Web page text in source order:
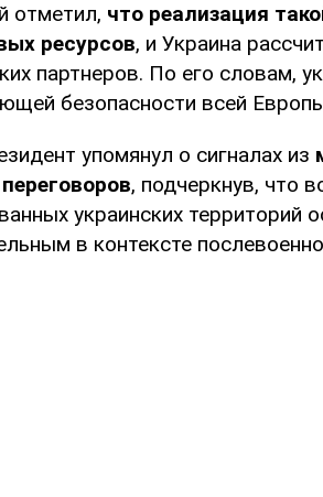
отметил, что реализация
ресурсов, и Украина
партнеров. По его словам,
безопасности всей
упомянул о сигналах из
, подчеркнув, что
украинских территорий
в контексте